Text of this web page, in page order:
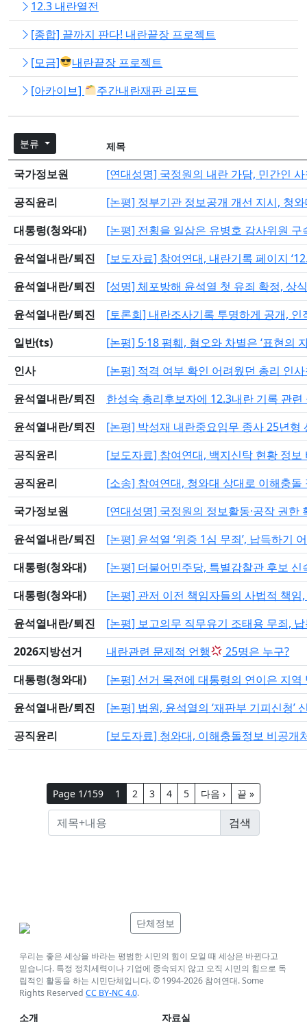
12.3 내란열전
[종합] 끝까지 판다! 내란끝장 프로젝트
[모금]
내란끝장 프로젝트
[아카이브]
주간내란재판 리포트
분류 제목
국가정보원
[연대성명] 국정원의 내란 가담, 민간인
공직윤리
[논평] 정부기관 정보공개 개선 지시, 청
대통령(청와대)
[논평] 전횡을 일삼은 유병호 감사위원 구
윤석열내란/퇴진
[보도자료] 참여연대, 내란기록 페이지
윤석열내란/퇴진
[성명] 체포방해 윤석열 첫 유죄 확정, 상
윤석열내란/퇴진
[토론회] 내란조사기록 투명하게 공개, 인
일반(ts)
[논평] 5·18 폄훼, 혐오와 차별은 ‘표현의
인사
[논평] 적격 여부 확인 어려웠던 총리 인
윤석열내란/퇴진
한성숙 총리후보자에 12.3내란 기록 관련
윤석열내란/퇴진
[논평] 박성재 내란중요임무 종사 25년형
공직윤리
[보도자료] 참여연대, 백지신탁 현황 정
공직윤리
[소송] 참여연대, 청와대 상대로 이해충
국가정보원
[연대성명] 국정원의 정보활동·공작 권
윤석열내란/퇴진
[논평] 윤석열 ‘위증 1심 무죄’, 납득하기
대통령(청와대)
[논평] 더불어민주당, 특별감찰관 후보 신
대통령(청와대)
[논평] 관저 이전 책임자들의 사법적 책임
윤석열내란/퇴진
[논평] 보고의무 직무유기 조태용 무죄,
2026지방선거
내란관련 문제적 언행
25명은 누구?
대통령(청와대)
[논평] 선거 목전에 대통령의 연이은 지역
윤석열내란/퇴진
[논평] 법원, 윤석열의 ‘재판부 기피신청’
공직윤리
[보도자료] 청와대, 이해충돌정보 비공개
Page 1/159 1 2 3 4 5 다음 › 끝 »
단체정보
우리는 좋은 세상을 바라는 평범한 시민의 힘이 모일 때 세상은 바뀐다고
믿습니다. 특정 정치세력이나 기업에 종속되지 않고 오직 시민의 힘으로 독
립적인 활동을 하는 시민단체입니다. © 1994-2026 참여연대. Some
Rights Reserved CC BY-NC 4.0.
소개 자료실